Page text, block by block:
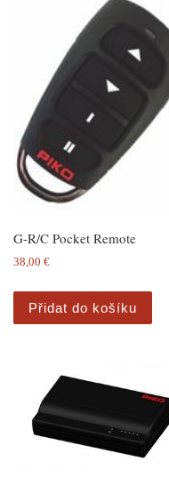
G-R/C Pocket Remote
38,00 €
Přidat do košíku